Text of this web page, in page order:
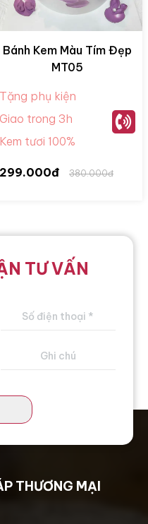
Bánh Kem Màu Tím Đẹp
MT05
Tặng phụ kiện
Giao trong 3h
Kem tươi 100%
299.000đ 380.000đ
TƯ VẤN
THƯƠNG MẠI